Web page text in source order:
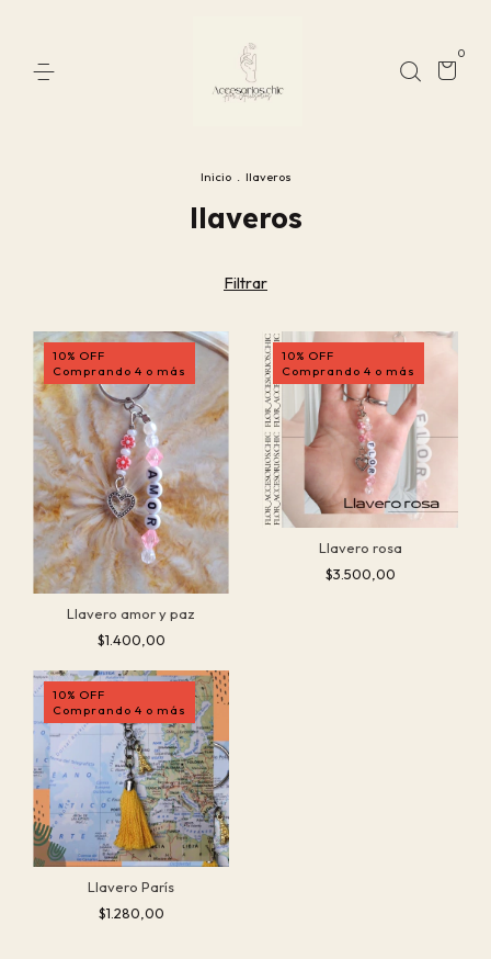
0
Inicio . llaveros
llaveros
Filtrar
10% OFF
Comprando 4 o más
Llavero amor y paz
$1.400,00
10% OFF
Comprando 4 o más
Llavero rosa
$3.500,00
10% OFF
Comprando 4 o más
Llavero París
$1.280,00